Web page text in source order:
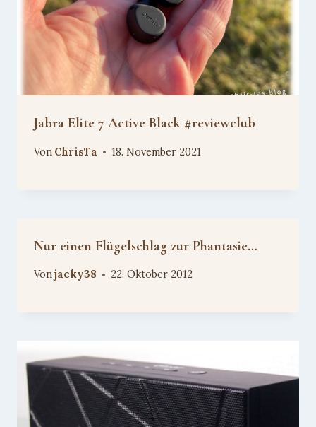
Jabra Elite 7 Active Black #reviewclub
Von ChrisTa 18. November 2021
Nur einen Flügelschlag zur Phantasie…
Vonjacky38 22. Oktober 2012